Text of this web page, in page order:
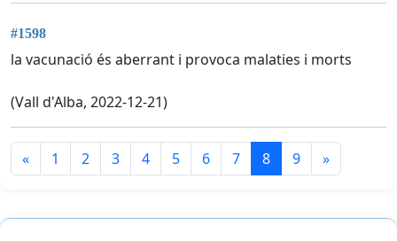
#1598
la vacunació és aberrant i provoca malaties i morts
(Vall d'Alba, 2022-12-21)
« 1 2 3 4 5 6 7 8 9 »